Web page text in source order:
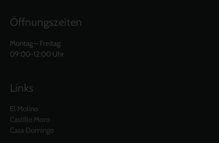
Öffnungszeiten
Montag – Freitag:
09:00-12:00 Uhr
Links
El Molino
Castillo Moro
Casa Domingo